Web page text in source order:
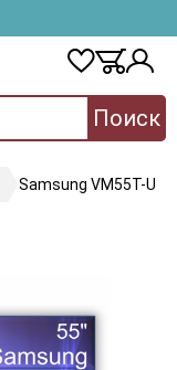
Поиск
Samsung VM55T-U